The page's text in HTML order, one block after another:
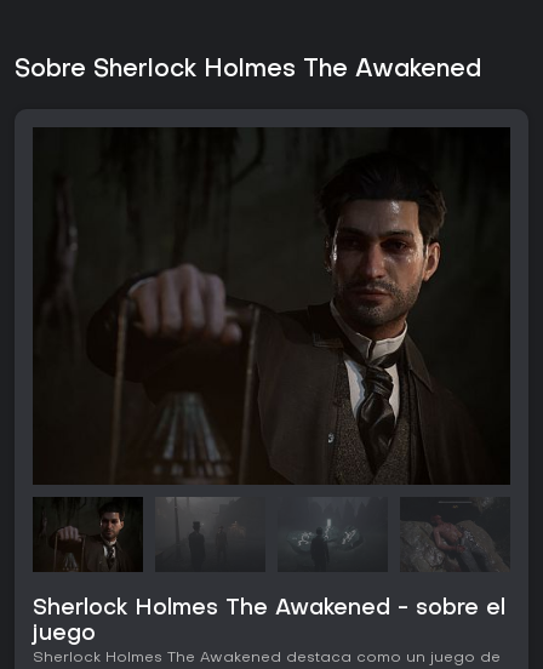
Sobre Sherlock Holmes The Awakened
Sherlock Holmes The Awakened - sobre el
juego
Sherlock Holmes The Awakened destaca como un juego de